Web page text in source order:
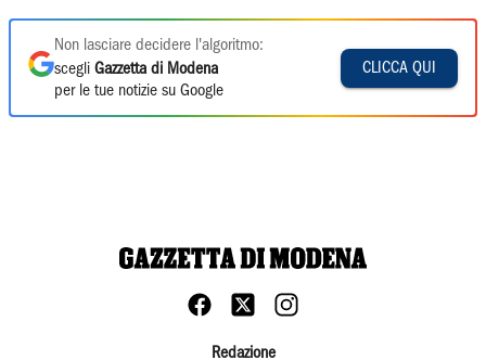
Non lasciare decidere l'algoritmo:
scegli Gazzetta di Modena
per le tue notizie su Google
CLICCA QUI
Redazione